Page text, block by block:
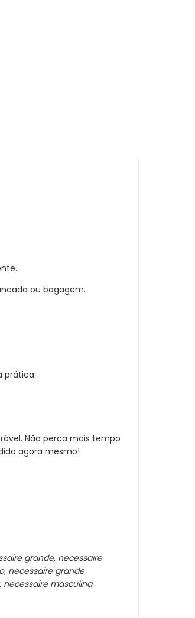
ou bagagem.
prática.
Não perca mais tempo
agora mesmo!
grande, necessaire
necessaire grande
masculina